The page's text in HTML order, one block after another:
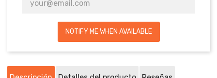
NOTIFY ME WHEN AVAILABLE